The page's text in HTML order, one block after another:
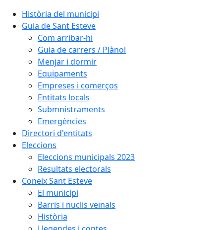
Història del municipi
Guia de Sant Esteve
Com arribar-hi
Guia de carrers / Plànol
Menjar i dormir
Equipaments
Empreses i comerços
Entitats locals
Submnistraments
Emergències
Directori d'entitats
Eleccions
Eleccions municipals 2023
Resultats electorals
Coneix Sant Esteve
El municipi
Barris i nuclis veïnals
Història